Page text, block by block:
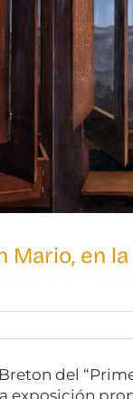
Mario, en la
del
exposición